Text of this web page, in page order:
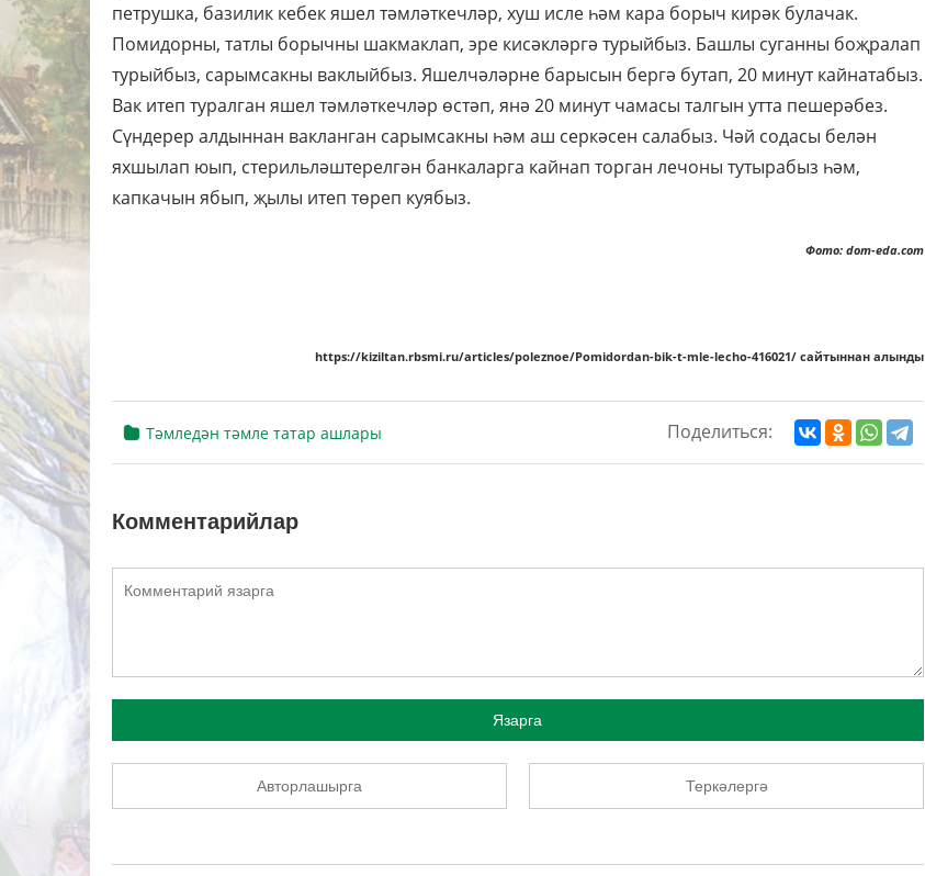
петрушка, базилик кебек яшел тәмләткечләр, хуш исле һәм кара борыч кирәк булачак.
Помидорны, татлы борычны шакмаклап, эре кисәкләргә турыйбыз. Башлы суганны боҗралап
турыйбыз, сарымсакны ваклыйбыз. Яшелчәләрне барысын бергә бутап, 20 минут кайнатабыз.
Вак итеп туралган яшел тәмләткечләр өстәп, янә 20 минут чамасы талгын утта пешерәбез.
Сүндерер алдыннан вакланган сарымсакны һәм аш серкәсен салабыз. Чәй содасы белән
яхшылап юып, стерильләштерелгән банкаларга кайнап торган лечоны тутырабыз һәм,
капкачын ябып, җылы итеп төреп куябыз.
Фото: dom-eda.com
https://kiziltan.rbsmi.ru/articles/poleznoe/Pomidordan-bik-t-mle-lecho-416021/ сайтыннан алынды
Тәмледән тәмле татар ашлары Поделиться:
Комментарийлар
Язарга
Авторлашырга Теркәлергә